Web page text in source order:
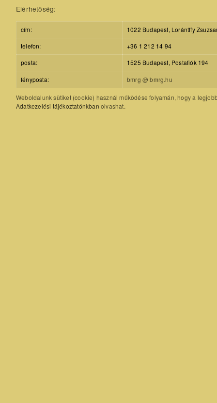
Elérhetőség:
cím:
1022 Budapest, Lorántffy
telefon:
+36 1 212 14 94
posta:
1525 Budapest, Postafiók 194
fényposta: bmrg @ bmrg.hu
Weboldalunk sütiket (cookie) használ működése folyamán, hogy a
Adatkezelési tájékoztatónkban olvashat.